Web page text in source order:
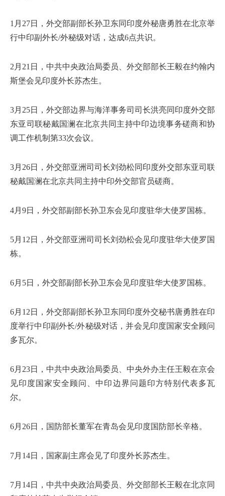
1月27日，外交部副部长孙卫东同印度外秘唐勇胜在北京举
行中印副外长/外秘级对话，达成6点共识。
2月21日，中共中央政治局委员、外交部部长王毅在约翰内
斯堡会见印度外长苏杰生。
3月25日，外交部边界与海洋事务司司长洪亮同印度外交部
东亚司联秘戴国澜在北京共同主持中印边境事务磋商和协
调工作机制第33次会议。
3月26日，外交部亚洲司司长刘劲松同印度外交部东亚司联
秘戴国澜在北京共同主持中印外交部官员磋商。
4月9日，外交部副部长孙卫东会见印度驻华大使罗国栋。
5月12日，外交部亚洲司司长刘劲松会见印度驻华大使罗国
栋。
6月5日，外交部副部长孙卫东会见印度驻华大使罗国栋。
6月12日，外交部副部长孙卫东同印度外交秘书唐勇胜在印
度举行中印副外长/外秘级对话，并会见印度国家安全顾问
多瓦尔。
6月23日，中共中央政治局委员、中央外办主任王毅在京会
见印度国家安全顾问、中印边界问题印方特别代表多瓦
尔。
6月26日，国防部长董军在青岛会见印度国防部长辛格。
7月14日，国家副主席会见了印度外长苏杰生。
7月14日，中共中央政治局委员、外交部部长王毅在北京同